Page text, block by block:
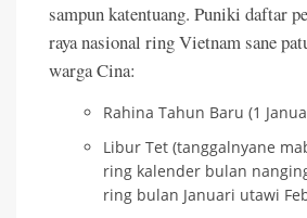
sampun katentuang. Puniki daftar
raya nasional ring Vietnam sane
warga Cina:
Rahina Tahun Baru (1
Libur Tet (tanggalnyane
ring kalender bulan
ring bulan Januari utawi